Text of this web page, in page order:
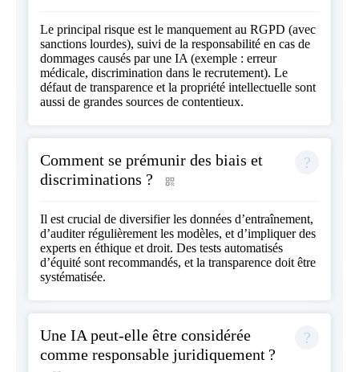
Le principal risque est le manquement au RGPD (avec
sanctions lourdes), suivi de la responsabilité en cas de
dommages causés par une IA (exemple : erreur
médicale, discrimination dans le recrutement). Le
défaut de transparence et la propriété intellectuelle sont
aussi de grandes sources de contentieux.
Comment se prémunir des biais et
discriminations ?
Il est crucial de diversifier les données d’entraînement,
d’auditer régulièrement les modèles, et d’impliquer des
experts en éthique et droit. Des tests automatisés
d’équité sont recommandés, et la transparence doit être
systématisée.
Une IA peut-elle être considérée
comme responsable juridiquement ?